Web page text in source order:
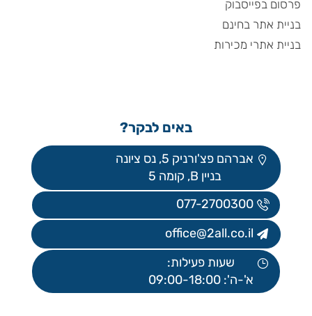
פרסום בפייסבוק
בניית אתר בחינם
בניית אתרי מכירות
באים לבקר?
אברהם פצ'ורניק 5, נס ציונה
בניין B, קומה 5
077-2700300
office@2all.co.il
שעות פעילות:
א'-ה': 09:00-18:00